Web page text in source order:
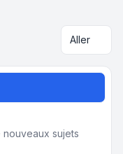
Aller
sujets